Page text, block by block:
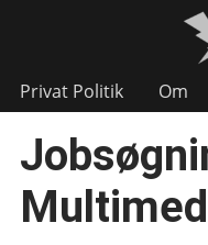
Privat Politik Om